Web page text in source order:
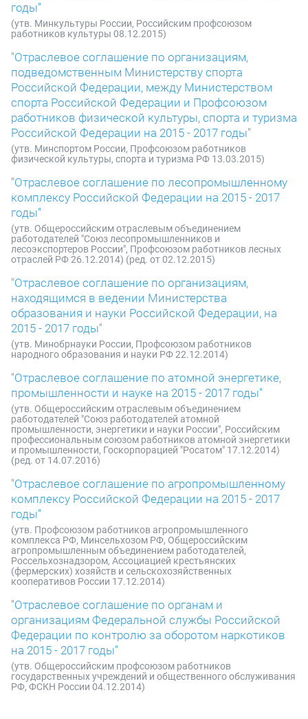
годы"
(утв. Минкультуры России, Российским профсоюзом
работников культуры 08.12.2015)
"Отраслевое соглашение по организациям,
подведомственным Министерству спорта
Российской Федерации, между Министерством
спорта Российской Федерации и Профсоюзом
работников физической культуры, спорта и туризма
Российской Федерации на 2015 - 2017 годы"
(утв. Минспортом России, Профсоюзом работников
физической культуры, спорта и туризма РФ 13.03.2015)
"Отраслевое соглашение по лесопромышленному
комплексу Российской Федерации на 2015 - 2017
годы"
(утв. Общероссийским отраслевым объединением
работодателей "Союз лесопромышленников и
лесоэкспортеров России", Профсоюзом работников лесных
отраслей РФ 26.12.2014) (ред. от 02.12.2015)
"Отраслевое соглашение по организациям,
находящимся в ведении Министерства
образования и науки Российской Федерации, на
2015 - 2017 годы"
(утв. Минобрнауки России, Профсоюзом работников
народного образования и науки РФ 22.12.2014)
"Отраслевое соглашение по атомной энергетике,
промышленности и науке на 2015 - 2017 годы"
(утв. Общероссийским отраслевым объединением
работодателей "Союз работодателей атомной
промышленности, энергетики и науки России", Российским
профессиональным союзом работников атомной энергетики
и промышленности, Госкорпорацией "Росатом" 17.12.2014)
(ред. от 14.07.2016)
"Отраслевое соглашение по агропромышленному
комплексу Российской Федерации на 2015 - 2017
годы"
(утв. Профсоюзом работников агропромышленного
комплекса РФ, Минсельхозом РФ, Общероссийским
агропромышленным объединением работодателей,
Россельхознадзором, Ассоциацией крестьянских
(фермерских) хозяйств и сельскохозяйственных
кооперативов России 17.12.2014)
"Отраслевое соглашение по органам и
организациям Федеральной службы Российской
Федерации по контролю за оборотом наркотиков
на 2015 - 2017 годы"
(утв. Общероссийским профсоюзом работников
государственных учреждений и общественного обслуживания
РФ, ФСКН России 04.12.2014)